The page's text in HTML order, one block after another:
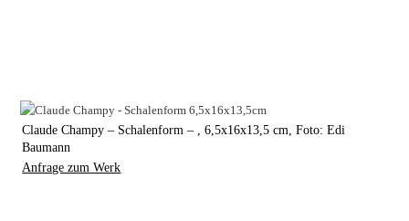
Claude Champy – Schalenform – , 6,5x16x13,5 cm, Foto: Edi
Baumann
Anfrage zum Werk